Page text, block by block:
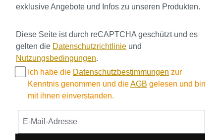
exklusive Angebote und Infos zu unseren Produkten.
Diese Seite ist durch reCAPTCHA geschützt und es
gelten die Datenschutzrichtlinie und
Nutzungsbedingungen.
Ich habe die Datenschutzbestimmungen zur
Kenntnis genommen und dieAGB gelesen und bin
mit ihnen einverstanden.